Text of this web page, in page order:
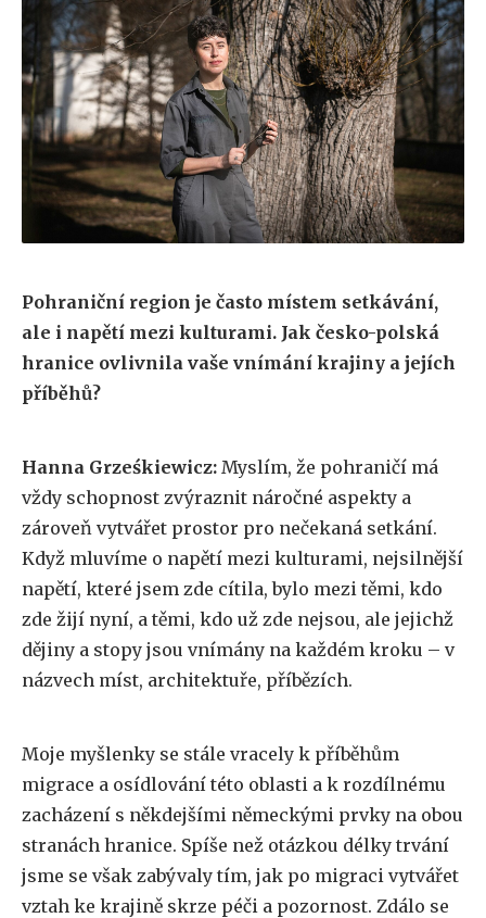
Pohraniční region je často místem setkávání,
ale i napětí mezi kulturami. Jak česko-polská
hranice ovlivnila vaše vnímání krajiny a jejích
příběhů?
Hanna Grześkiewicz: Myslím, že pohraničí má
vždy schopnost zvýraznit náročné aspekty a
zároveň vytvářet prostor pro nečekaná setkání.
Když mluvíme o napětí mezi kulturami, nejsilnější
napětí, které jsem zde cítila, bylo mezi těmi, kdo
zde žijí nyní, a těmi, kdo už zde nejsou, ale jejichž
dějiny a stopy jsou vnímány na každém kroku – v
názvech míst, architektuře, příbězích.
Moje myšlenky se stále vracely k příběhům
migrace a osídlování této oblasti a k rozdílnému
zacházení s někdejšími německými prvky na obou
stranách hranice. Spíše než otázkou délky trvání
jsme se však zabývaly tím, jak po migraci vytvářet
vztah ke krajině skrze péči a pozornost. Zdálo se